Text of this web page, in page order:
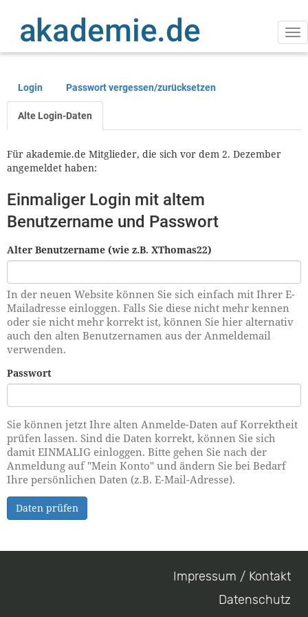
Inhalt
Primäre
Reiter
Login Passwort vergessen/zurücksetzen
Alte Login-Daten
Für akademie.de Mitglieder, die sich vor dem 2. Dezember
angemeldet haben:
Einmaliger Login mit altem
Benutzername und Passwort
Alter Benutzername (wie z.B. XThomas22)
In der neuen Website können Sie sich einfach mit Ihrer E-
Mailadresse einloggen. Falls Sie diese nicht mehr kennen
oder sie nicht mehr korrekt ist, können Sie hier alternativ
auch den alten Benutzernamen aus der Anmeldemail
verwenden.
Passwort
Sie können jetzt Ihre alten Anmelde-Daten auf Korrektheit
prüfen lassen. Sind die Daten korrekt, können Sie sich
damit EINMALIG einloggen. Bitte gehen Sie nach der
Anmeldung auf "Mein Konto" und ändern Sie bei Bedarf
Ihre persönlichen Daten (z.B. E-Mail-Adresse).
Daten prüfen
Impressum / Kontakt
Datenschutz